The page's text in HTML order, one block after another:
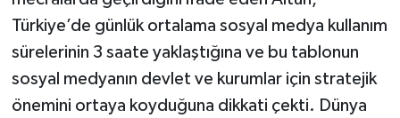
Türkiye’de günlük ortalama sosyal medya kullanım
sürelerinin 3 saate yaklaştığına ve bu tablonun
sosyal medyanın devlet ve kurumlar için stratejik
önemini ortaya koyduğuna dikkati çekti. Dünya